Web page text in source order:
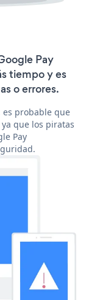
Pay
tiempo y es
o errores.
es probable que
que los piratas
Pay